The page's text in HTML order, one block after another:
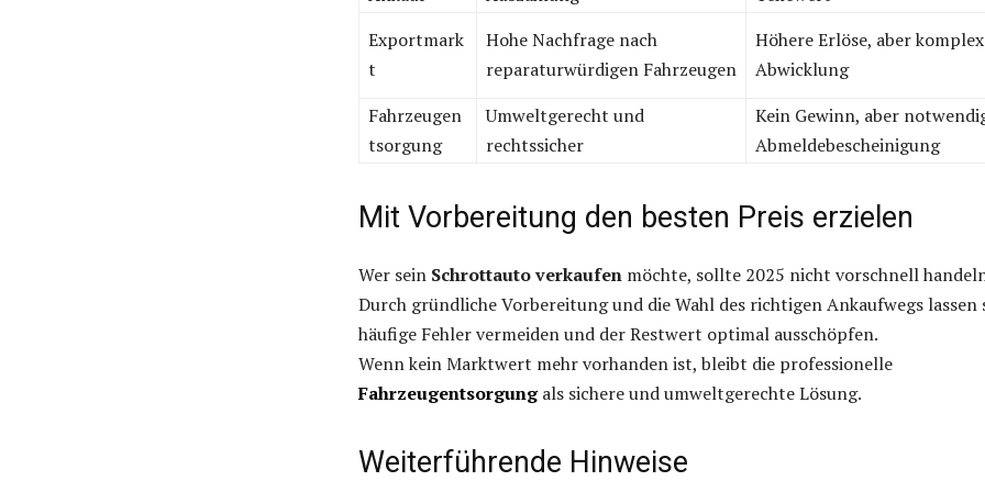
Exportmark
t
Hohe Nachfrage nach
reparaturwürdigen Fahrzeugen
Höhere Erlöse, aber
Abwicklung
Fahrzeugen
tsorgung
Umweltgerecht und
rechtssicher
Kein Gewinn, aber
Abmeldebescheinigung
Mit Vorbereitung den besten Preis erzielen
Wer sein Schrottauto verkaufen möchte, sollte 2025 nicht vorschnell
Durch gründliche Vorbereitung und die Wahl des richtigen Ankaufwegs lassen
häufige Fehler vermeiden und der Restwert optimal ausschöpfen.
Wenn kein Marktwert mehr vorhanden ist, bleibt die professionelle
Fahrzeugentsorgung als sichere und umweltgerechte Lösung.
Weiterführende Hinweise